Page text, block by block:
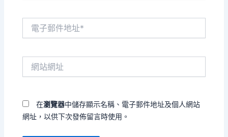
在瀏覽器中儲存顯示名稱、電子郵件地址及個人網站
網址，以供下次發佈留言時使用。